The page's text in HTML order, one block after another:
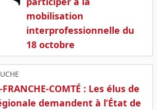
mobilisation
interprofessionnelle du
18 octobre
FRANCHE-COMTÉ : Les élus de
demandent à l’État de